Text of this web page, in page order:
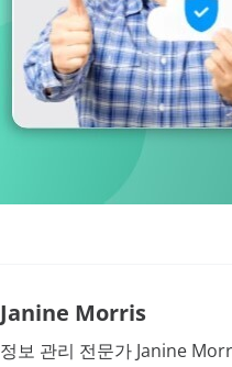
Janine Morris
정보 관리 전문가 Janine